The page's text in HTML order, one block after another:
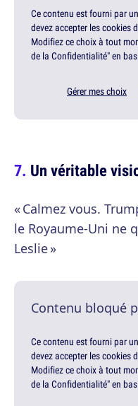
Ce contenu est fourni par
devez accepter les cookies
Modifiez ce choix à tout
de la Confidentialité" en
Gérer mes choix
Un véritable
« Calmez vous.
le Royaume-Uni ne
Leslie »
Contenu bloqué
Ce contenu est fourni par
devez accepter les cookies
Modifiez ce choix à tout
de la Confidentialité" en